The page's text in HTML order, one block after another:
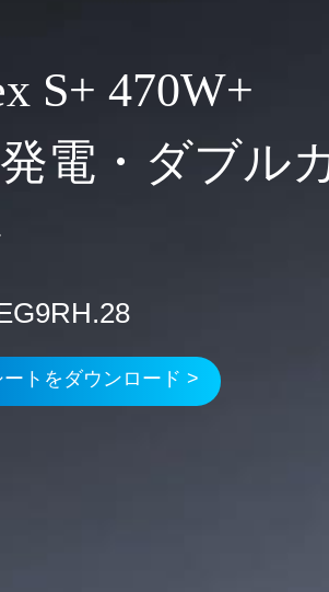
S+ 470W+
電・ダブ
トをダウンロード >